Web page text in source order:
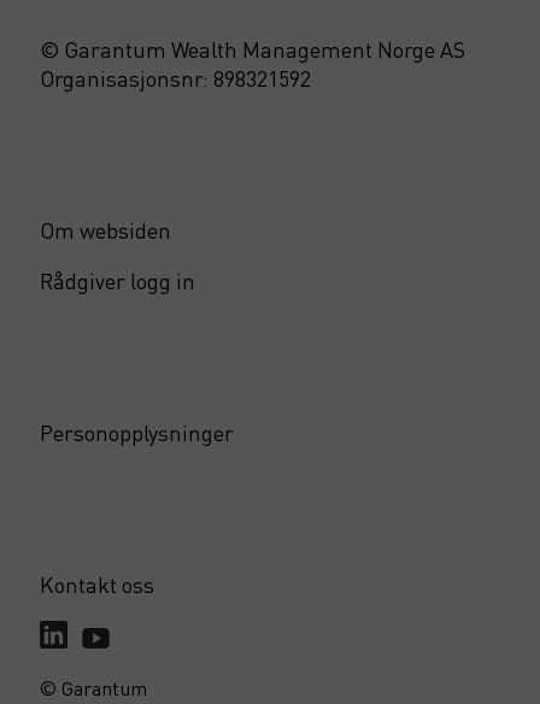
© Garantum Wealth Management Norge AS
Organisasjonsnr: 898321592
Om websiden
Rådgiver logg in
Personopplysninger
Kontakt oss
© Garantum